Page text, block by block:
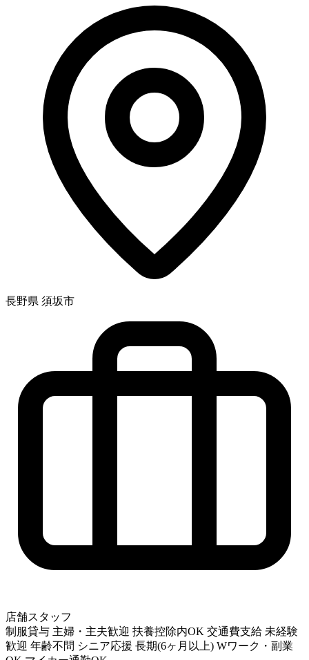
長野県 須坂市
店舗スタッフ
制服貸与 主婦・主夫歓迎 扶養控除内OK 交通費支給 未経験
歓迎 年齢不問 シニア応援 長期(6ヶ月以上) Wワーク・副業